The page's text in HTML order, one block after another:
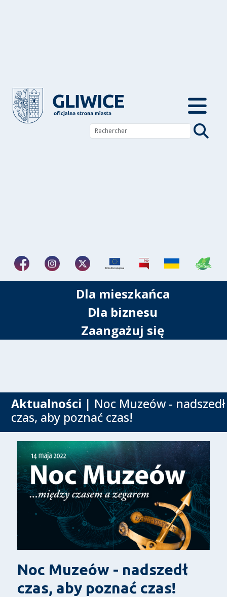
Dla mieszkańca
Dla biznesu
Zaangażuj się
Aktualności | Noc Muzeów - nadszedł
czas, aby poznać czas!
Noc Muzeów - nadszedł
czas, aby poznać czas!